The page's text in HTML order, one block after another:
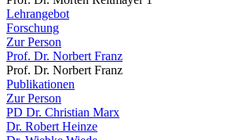
Lehrangebot
Forschung
Zur Person
Prof. Dr. Norbert Franz
Prof. Dr. Norbert Franz
Publikationen
Zur Person
PD Dr. Christian Marx
Dr. Robert Heinze